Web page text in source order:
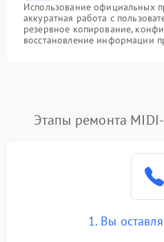
Использование официальных
аккуратная работа с
резервное копирование,
восстановление информации
Этапы ремонта
1. Вы